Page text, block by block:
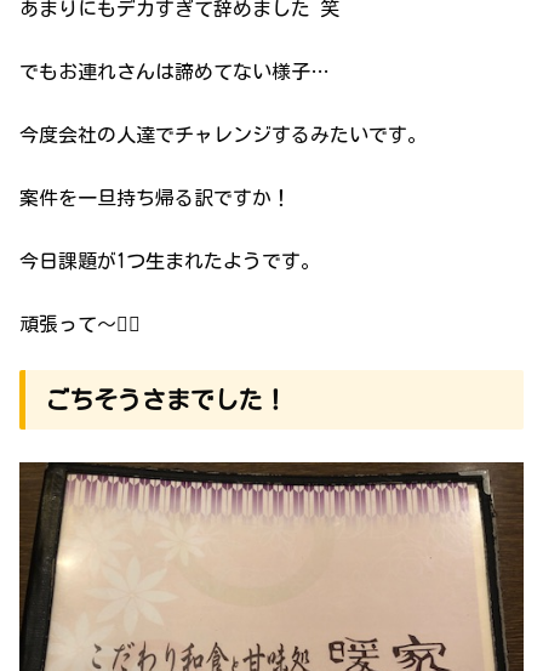
あまりにもデカすぎて辞めました 笑
でもお連れさんは諦めてない様子…
今度会社の人達でチャレンジするみたいです。
案件を一旦持ち帰る訳ですか！
今日課題が1つ生まれたようです。
頑張って〜💁‍♀️
ごちそうさまでした！